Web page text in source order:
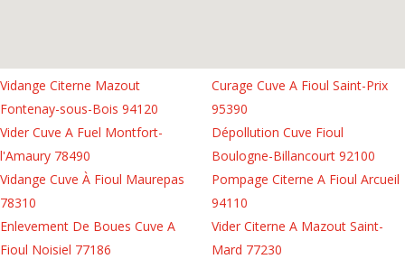
Vidange Citerne Mazout
Fontenay-sous-Bois 94120
Vider Cuve A Fuel Montfort-
l'Amaury 78490
Vidange Cuve À Fioul Maurepas
78310
Enlevement De Boues Cuve A
Fioul Noisiel 77186
Curage Cuve A Fioul Saint-Prix
95390
Dépollution Cuve Fioul
Boulogne-Billancourt 92100
Pompage Citerne A Fioul Arcueil
94110
Vider Citerne A Mazout Saint-
Mard 77230